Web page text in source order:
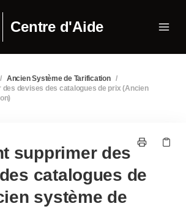
Centre d'Aide
/ Ancien Système de Tarification /
devises des catalogues de prix (Ancien
supprimer des
catalogues de
système de